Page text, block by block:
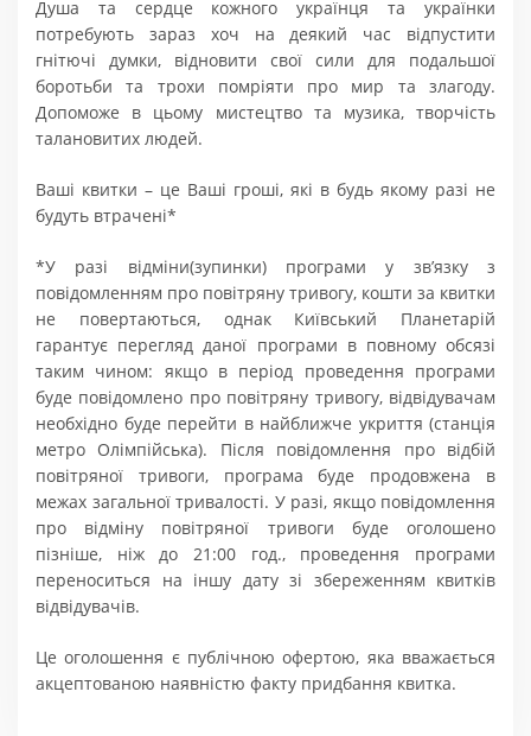
Душа та сердце кожного українця та українки
потребують зараз хоч на деякий час відпустити
гнітючі думки, відновити свої сили для подальшої
боротьби та трохи помріяти про мир та злагоду.
Допоможе в цьому мистецтво та музика, творчість
талановитих людей.
Ваші квитки – це Ваші гроші, які в будь якому разі не
будуть втрачені*
*У разі відміни(зупинки) програми у зв’язку з
повідомленням про повітряну тривогу, кошти за квитки
не повертаються, однак Київський Планетарій
гарантує перегляд даної програми в повному обсязі
таким чином: якщо в період проведення програми
буде повідомлено про повітряну тривогу, відвідувачам
необхідно буде перейти в найближче укриття (станція
метро Олімпійська). Після повідомлення про відбій
повітряної тривоги, програма буде продовжена в
межах загальної тривалості. У разі, якщо повідомлення
про відміну повітряної тривоги буде оголошено
пізніше, ніж до 21:00 год., проведення програми
переноситься на іншу дату зі збереженням квитків
відвідувачів.
Це оголошення є публічною офертою, яка вважається
акцептованою наявністю факту придбання квитка.